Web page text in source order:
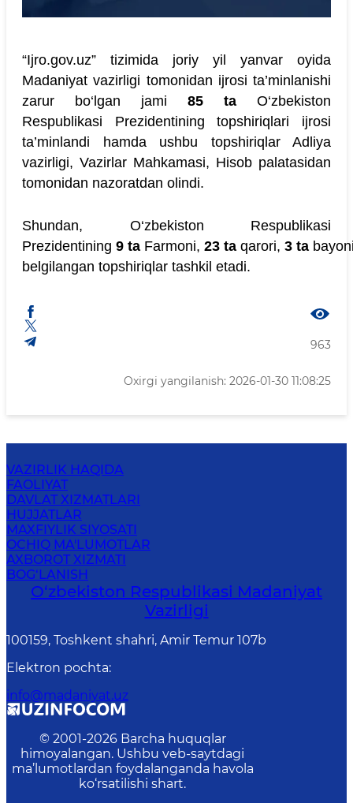
“Ijro.gov.uz” tizimida joriy yil yanvar oyida
Madaniyat vazirligi tomonidan ijrosi ta’minlanishi
zarur bo‘lgan jami 85 ta O‘zbekiston
Respublikasi Prezidentining topshiriqlari ijrosi
ta’minlandi hamda ushbu topshiriqlar Adliya
vazirligi, Vazirlar Mahkamasi, Hisob palatasidan
tomonidan nazoratdan olindi.
Shundan, O‘zbekiston Respublikasi
Prezidentining 9 ta Farmoni, 23 ta qarori, 3 ta
belgilangan topshiriqlar tashkil etadi.
963
Oxirgi yangilanish: 2026-01-30 11:08:25
VAZIRLIK HAQIDA
FAOLIYAT
DAVLAT XIZMATLARI
HUJJATLAR
MAXFIYLIK SIYOSATI
OCHIQ MA'LUMOTLAR
AXBOROT XIZMATI
BOG‘LANISH
O‘zbekiston Respublikasi Madaniyat
Vazirligi
100159, Toshkent shahri, Amir Temur 107b
Elektron pochta:
info@madaniyat.uz
© 2001-2026 Barcha huquqlar
himoyalangan. Ushbu veb-saytdagi
ma’lumotlardan foydalanganda havola
ko‘rsatilishi shart.